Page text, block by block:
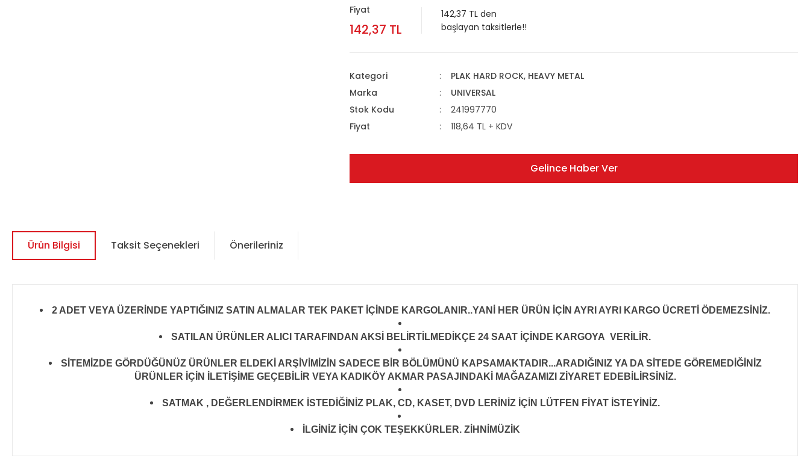
Fiyat
142,37 TL
142,37 TL den
başlayan taksitlerle!!
Kategori
PLAK HARD ROCK, HEAVY METAL
Marka
UNIVERSAL
Stok Kodu
241997770
Fiyat
118,64 TL + KDV
Gelince Haber Ver
Ürün Bilgisi Taksit Seçenekleri Önerileriniz
2 ADET VEYA ÜZERİNDE YAPTIĞINIZ SATIN ALMALAR TEK PAKET İÇİNDE KARGOLANIR..YANİ HER ÜRÜN İÇİN AYRI AYRI KARGO ÜCRETİ ÖDEMEZSİNİZ.
SATILAN ÜRÜNLER ALICI TARAFINDAN AKSİ BELİRTİLMEDİKÇE 24 SAAT İÇİNDE KARGOYA VERİLİR.
SİTEMİZDE GÖRDÜĞÜNÜZ ÜRÜNLER ELDEKİ ARŞİVİMİZİN SADECE BİR BÖLÜMÜNÜ KAPSAMAKTADIR...ARADIĞINIZ YA DA SİTEDE GÖREMEDİĞİNİZ
ÜRÜNLER İÇİN İLETİŞİME GEÇEBİLİR VEYA KADIKÖY AKMAR PASAJINDAKİ MAĞAZAMIZI ZİYARET EDEBİLİRSİNİZ.
SATMAK , DEĞERLENDİRMEK İSTEDİĞİNİZ PLAK, CD, KASET, DVD LERİNİZ İÇİN LÜTFEN FİYAT İSTEYİNİZ.
İLGİNİZ İÇİN ÇOK TEŞEKKÜRLER. ZİHNİMÜZİK